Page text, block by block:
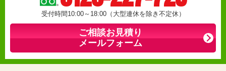
受付時間10:00～18:00（大型連休を除き不定休）
ご相談お見積り
メールフォーム